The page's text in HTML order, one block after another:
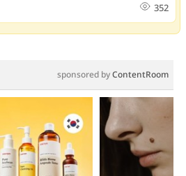
352
sponsored byContentRoom